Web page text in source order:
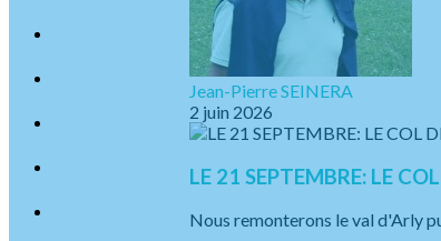
Jean-Pierre SEINERA
2 juin 2026
LE 21 SEPTEMBRE: LE
Nous remonterons le val d'Arly